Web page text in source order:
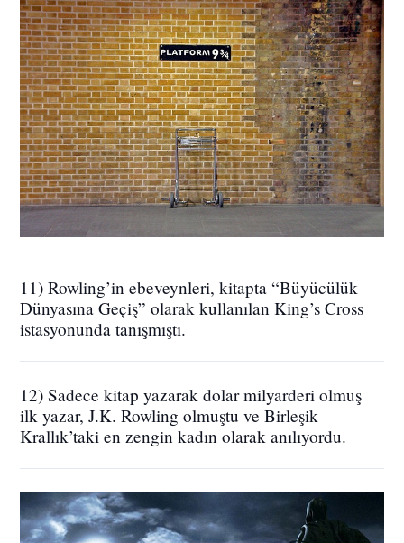
11) Rowling’in ebeveynleri, kitapta “Büyücülük
Dünyasına Geçiş” olarak kullanılan King’s Cross
istasyonunda tanışmıştı.
12) Sadece kitap yazarak dolar milyarderi olmuş
ilk yazar, J.K. Rowling olmuştu ve Birleşik
Krallık’taki en zengin kadın olarak anılıyordu.